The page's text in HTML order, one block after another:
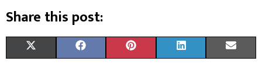
Share this post: